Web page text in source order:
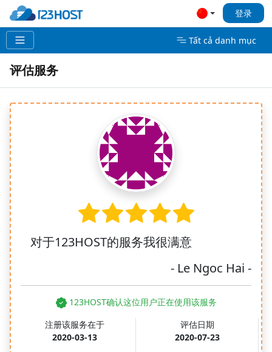
登录
Tất cả danh mục
评估服务
对于123HOST的服务我很满意
- Le Ngoc Hai -
123HOST确认这位用户正在使用该服务
注册该服务在于
2020-03-13
评估日期
2020-07-23